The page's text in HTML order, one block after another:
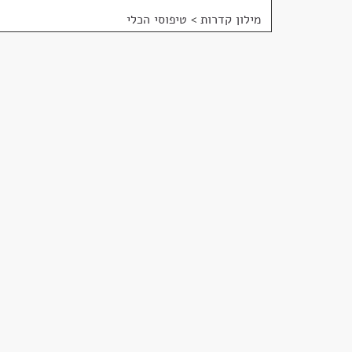
מילון קדרות > טיפוסי הכלי